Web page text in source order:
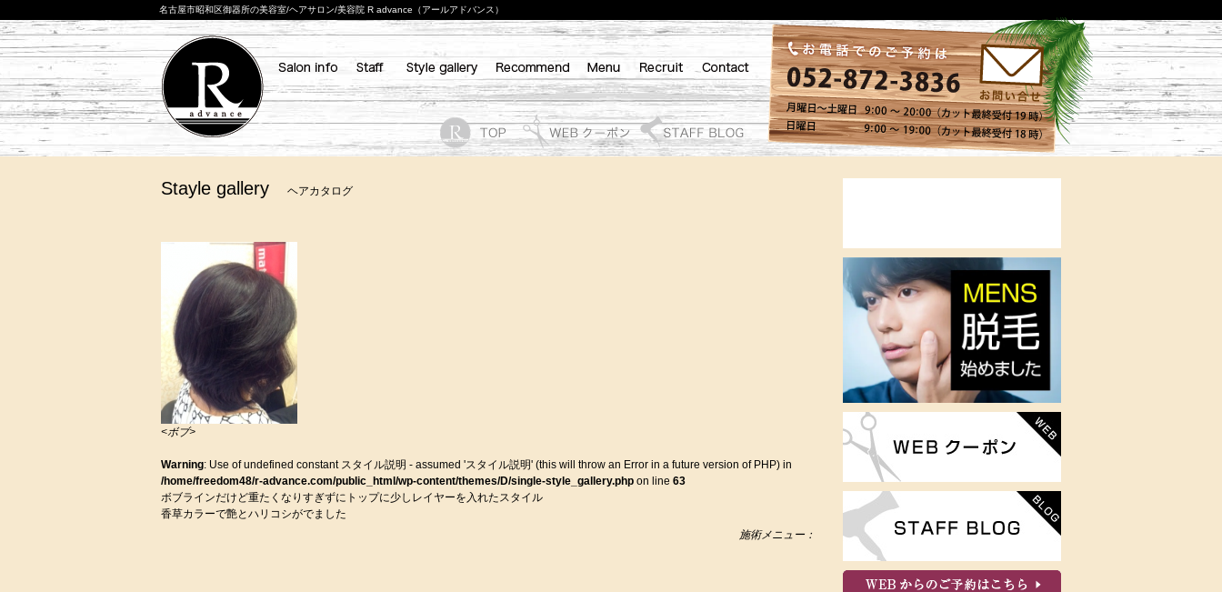
名古屋市昭和区御器所の美容室/ヘアサロン/美容院 R advance（アールアドバンス）
Stayle gallery ヘアカタログ
<ボブ>
Warning: Use of undefined constant スタイル説明 - assumed 'スタイル説明' (this will throw an Error in a future version of PHP) in
/home/freedom48/r-advance.com/public_html/wp-content/themes/D/single-style_gallery.php on line 63
ボブラインだけど重たくなりすぎずにトップに少しレイヤーを入れたスタイル
香草カラーで艶とハリコシがでました
施術メニュー：